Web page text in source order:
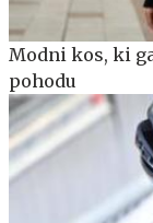
Modni kos, ki
pohodu